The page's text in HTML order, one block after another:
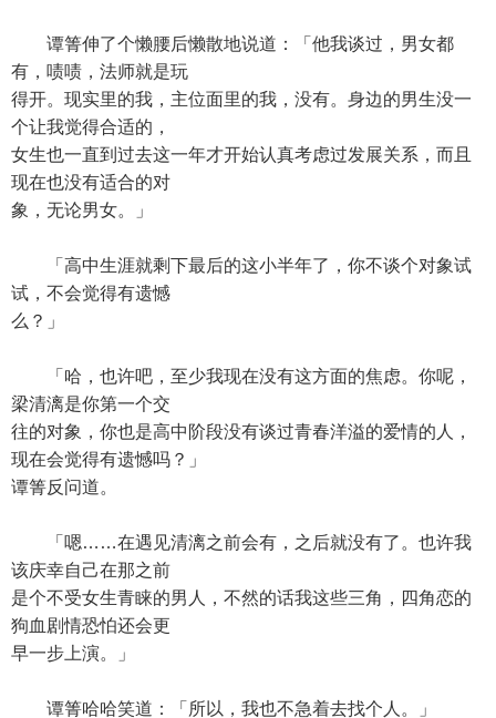
谭箐伸了个懒腰后懒散地说道：「他我谈过，男女都
有，啧啧，法师就是玩
得开。现实里的我，主位面里的我，没有。身边的男生没一
个让我觉得合适的，
女生也一直到过去这一年才开始认真考虑过发展关系，而且
现在也没有适合的对
象，无论男女。」
「高中生涯就剩下最后的这小半年了，你不谈个对象试
试，不会觉得有遗憾
么？」
「哈，也许吧，至少我现在没有这方面的焦虑。你呢，
梁清漓是你第一个交
往的对象，你也是高中阶段没有谈过青春洋溢的爱情的人，
现在会觉得有遗憾吗？」
谭箐反问道。
「嗯……在遇见清漓之前会有，之后就没有了。也许我
该庆幸自己在那之前
是个不受女生青睐的男人，不然的话我这些三角，四角恋的
狗血剧情恐怕还会更
早一步上演。」
谭箐哈哈笑道：「所以，我也不急着去找个人。」